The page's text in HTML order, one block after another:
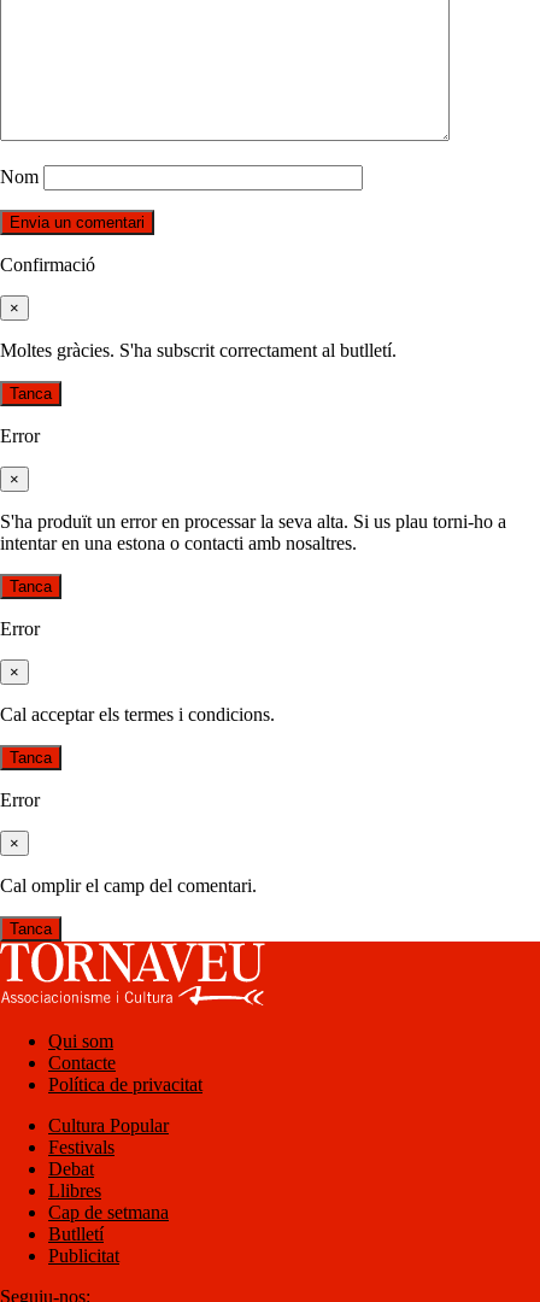
Nom
Confirmació
×
Moltes gràcies. S'ha subscrit correctament al butlletí.
Tanca
Error
×
S'ha produït un error en processar la seva alta. Si us plau torni-ho a
intentar en una estona o contacti amb nosaltres.
Tanca
Error
×
Cal acceptar els termes i condicions.
Tanca
Error
×
Cal omplir el camp del comentari.
Tanca
Qui som
Contacte
Política de privacitat
Cultura Popular
Festivals
Debat
Llibres
Cap de setmana
Butlletí
Publicitat
Seguiu-nos: